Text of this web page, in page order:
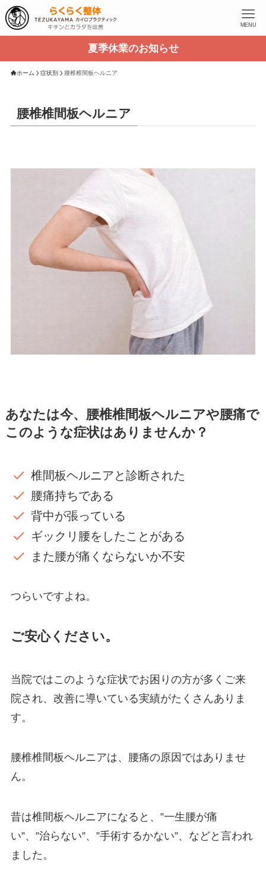
MENU
夏季休業のお知らせ
ホーム 症状別 腰椎椎間板ヘルニア
腰椎椎間板ヘルニア
あなたは今、腰椎椎間板ヘルニアや腰痛で
このような症状はありませんか？
椎間板ヘルニアと診断された
腰痛持ちである
背中が張っている
ギックリ腰をしたことがある
また腰が痛くならないか不安
つらいですよね。
ご安心ください。
当院ではこのような症状でお困りの方が多くご来
院され、改善に導いている実績がたくさんありま
す。
腰椎椎間板ヘルニアは、腰痛の原因ではありませ
ん。
昔は椎間板ヘルニアになると、”一生腰が痛
い”、”治らない”、”手術するかない”、などと言われ
ました。